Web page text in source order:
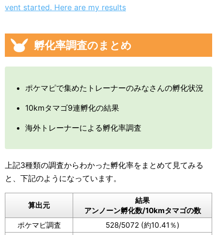
vent started. Here are my results
孵化率調査のまとめ
ポケマピで集めたトレーナーのみなさんの孵化状況
10kmタマゴ9連孵化の結果
海外トレーナーによる孵化率調査
上記3種類の調査からわかった孵化率をまとめて見てみる
と、下記のようになっています。
算出元
結果
アンノーン孵化数/10kmタマゴの数
ポケマピ調査
528/5072 (約10.41％)